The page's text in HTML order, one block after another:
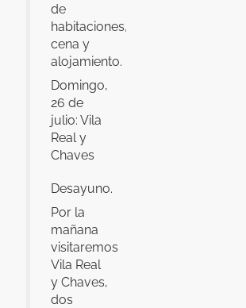
de
habitaciones,
cena y
alojamiento.
Domingo,
26 de
julio: Vila
Real y
Chaves
Desayuno.
Por la
mañana
visitaremos
Vila Real
y Chaves,
dos